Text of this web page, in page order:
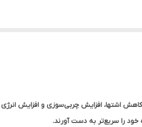
کاهش اشتها، افزایش چربی‌سوزی و افزایش انرژی
خود را سریع‌تر به دست آورند.